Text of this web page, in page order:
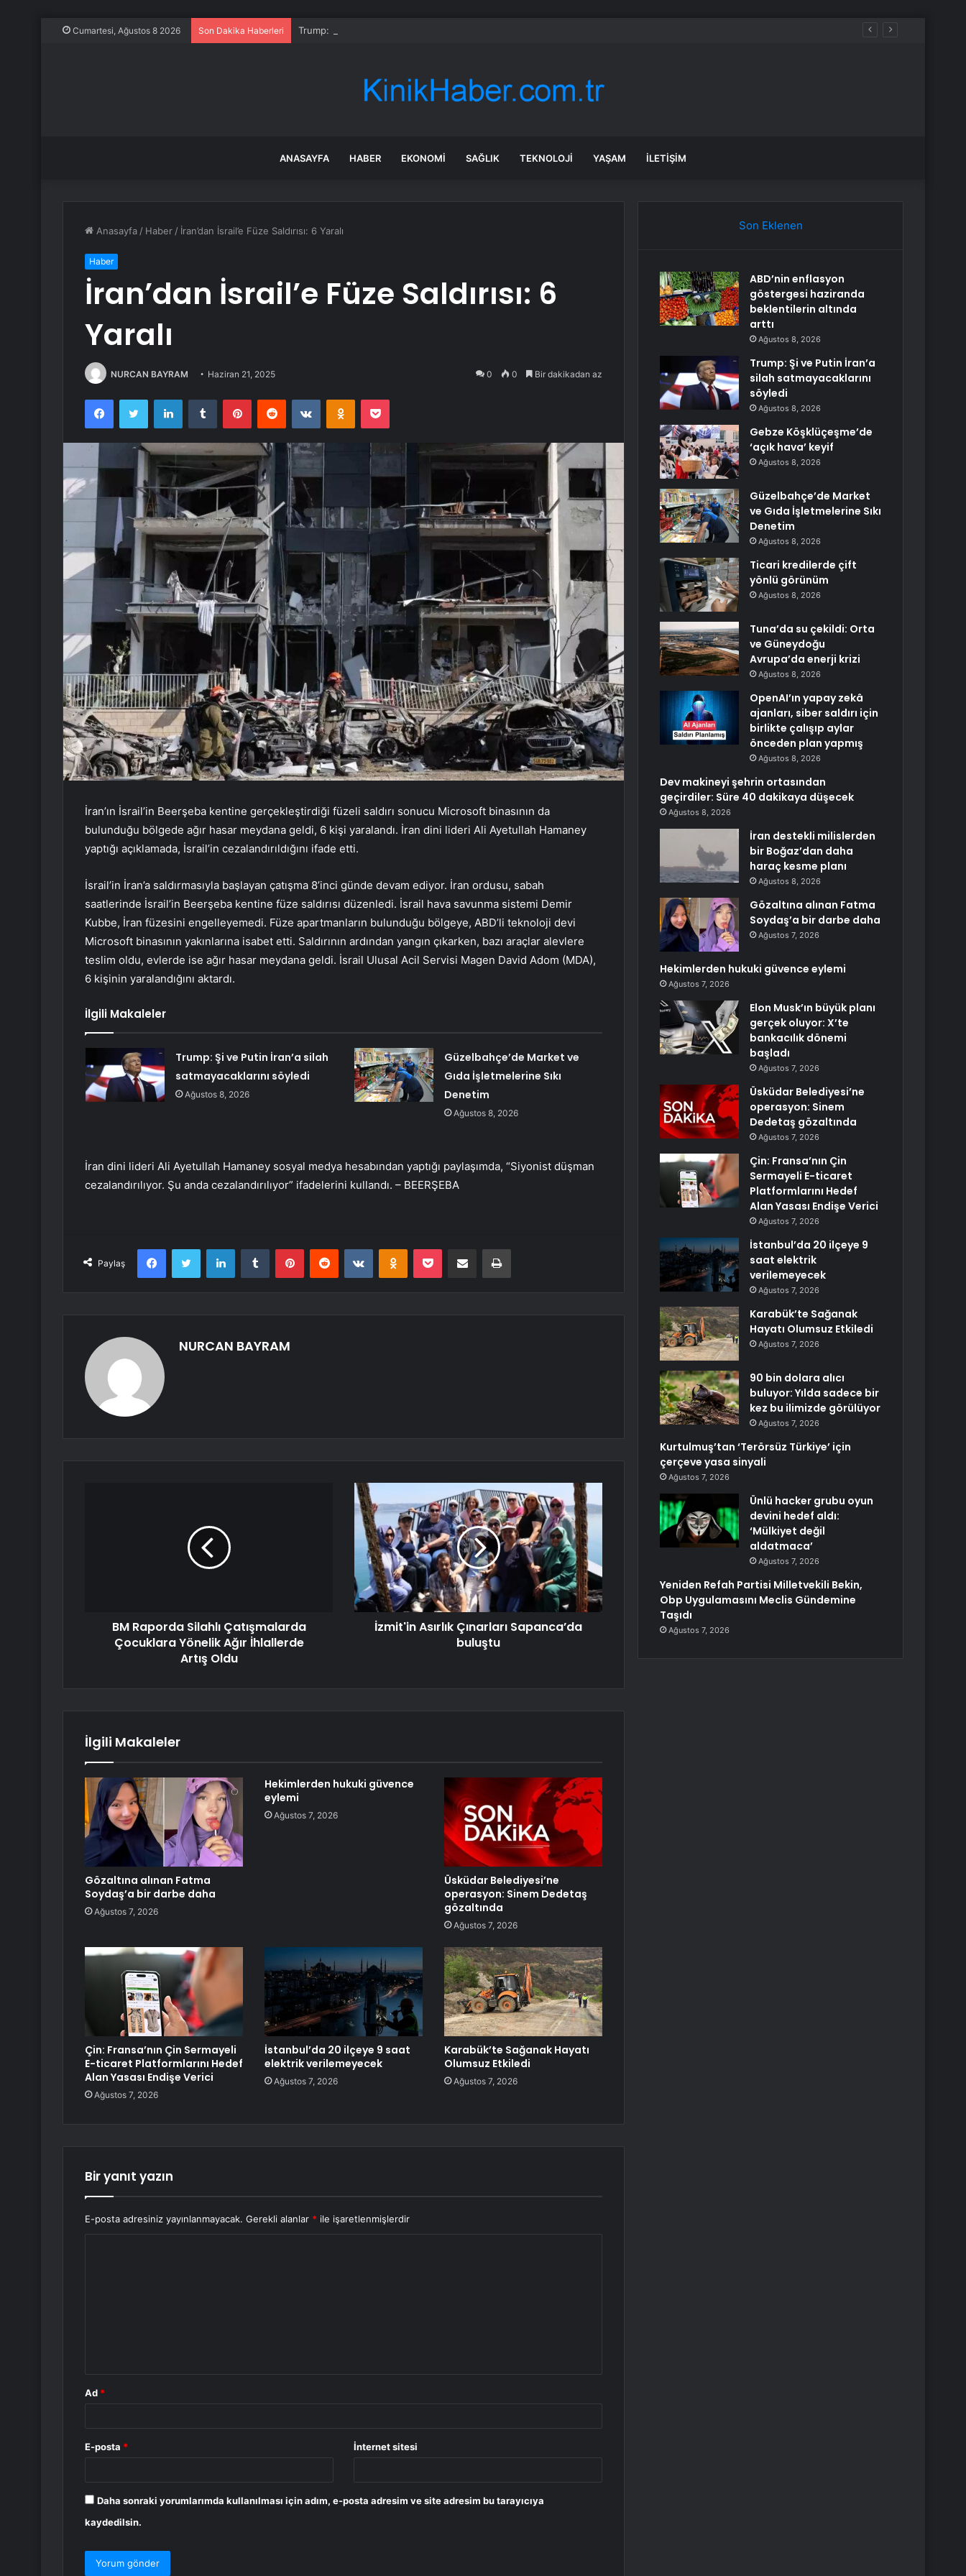
Cumartesi, Ağustos 8 2026 Son Dakika Haberleri Trump: Şi ve Putin İran’a silah satmayacaklarını söyledi
ANASAYFA HABER EKONOMI SAĞLIK TEKNOLOJI YAŞAM İLETIŞIM
Anasayfa / Haber / İran’dan İsrail’e Füze Saldırısı: 6 Yaralı
Haber
İran’dan İsrail’e Füze Saldırısı: 6
Yaralı
NURCAN BAYRAM Haziran 21, 2025 0 0 Bir dakikadan az
FacebookTwitter LinkedInTumblr PinterestReddit VKontakteOdnoklassniki
Pocket
İran’ın İsrail’in Beerşeba kentine gerçekleştirdiği füzeli saldırı sonucu Microsoft binasının da
bulunduğu bölgede ağır hasar meydana geldi, 6 kişi yaralandı. İran dini lideri Ali Ayetullah Hamaney
yaptığı açıklamada, İsrail’in cezalandırıldığını ifade etti.
İsrail’in İran’a saldırmasıyla başlayan çatışma 8’inci günde devam ediyor. İran ordusu, sabah
saatlerinde İsrail’in Beerşeba kentine füze saldırısı düzenledi. İsrail hava savunma sistemi Demir
Kubbe, İran füzesini engelleyemedi. Füze apartmanların bulunduğu bölgeye, ABD’li teknoloji devi
Microsoft binasının yakınlarına isabet etti. Saldırının ardından yangın çıkarken, bazı araçlar alevlere
teslim oldu, evlerde ise ağır hasar meydana geldi. İsrail Ulusal Acil Servisi Magen David Adom (MDA),
6 kişinin yaralandığını aktardı.
İlgili Makaleler
Trump: Şi ve Putin İran’a silah
satmayacaklarını söyledi
Ağustos 8, 2026
Güzelbahçe’de Market ve
Gıda İşletmelerine Sıkı
Denetim
Ağustos 8, 2026
İran dini lideri Ali Ayetullah Hamaney sosyal medya hesabından yaptığı paylaşımda, “Siyonist düşman
cezalandırılıyor. Şu anda cezalandırılıyor” ifadelerini kullandı. – BEERŞEBA
Paylaş
FacebookTwitter LinkedInTumblr PinterestReddit VKontakteOdnoklassniki
Pocket E-Posta ile paylaş Yazdır
NURCAN BAYRAM
BM Raporda Silahlı Çatışmalarda
Çocuklara Yönelik Ağır İhlallerde
Artış Oldu
İzmit'in Asırlık Çınarları Sapanca’da
buluştu
İlgili Makaleler
Gözaltına alınan Fatma
Soydaş’a bir darbe daha
Ağustos 7, 2026
Hekimlerden hukuki güvence
eylemi
Ağustos 7, 2026
Üsküdar Belediyesi’ne
operasyon: Sinem Dedetaş
gözaltında
Ağustos 7, 2026
Çin: Fransa’nın Çin Sermayeli
E-ticaret Platformlarını Hedef
Alan Yasası Endişe Verici
Ağustos 7, 2026
İstanbul’da 20 ilçeye 9 saat
elektrik verilemeyecek
Ağustos 7, 2026
Karabük’te Sağanak Hayatı
Olumsuz Etkiledi
Ağustos 7, 2026
Bir yanıt yazın
E-posta adresiniz yayınlanmayacak. Gerekli alanlar * ile işaretlenmişlerdir
Ad *
E-posta * İnternet sitesi
Daha sonraki yorumlarımda kullanılması için adım, e-posta adresim ve site adresim bu tarayıcıya
kaydedilsin.
Son Eklenen
ABD’nin enflasyon
göstergesi haziranda
beklentilerin altında
arttı
Ağustos 8, 2026
Trump: Şi ve Putin İran’a
silah satmayacaklarını
söyledi
Ağustos 8, 2026
Gebze Köşklüçeşme’de
‘açık hava’ keyif
Ağustos 8, 2026
Güzelbahçe’de Market
ve Gıda İşletmelerine Sıkı
Denetim
Ağustos 8, 2026
Ticari kredilerde çift
yönlü görünüm
Ağustos 8, 2026
Tuna’da su çekildi: Orta
ve Güneydoğu
Avrupa’da enerji krizi
Ağustos 8, 2026
OpenAI’ın yapay zekâ
ajanları, siber saldırı için
birlikte çalışıp aylar
önceden plan yapmış
Ağustos 8, 2026
Dev makineyi şehrin ortasından
geçirdiler: Süre 40 dakikaya düşecek
Ağustos 8, 2026
İran destekli milislerden
bir Boğaz’dan daha
haraç kesme planı
Ağustos 8, 2026
Gözaltına alınan Fatma
Soydaş’a bir darbe daha
Ağustos 7, 2026
Hekimlerden hukuki güvence eylemi
Ağustos 7, 2026
Elon Musk’ın büyük planı
gerçek oluyor: X’te
bankacılık dönemi
başladı
Ağustos 7, 2026
Üsküdar Belediyesi’ne
operasyon: Sinem
Dedetaş gözaltında
Ağustos 7, 2026
Çin: Fransa’nın Çin
Sermayeli E-ticaret
Platformlarını Hedef
Alan Yasası Endişe Verici
Ağustos 7, 2026
İstanbul’da 20 ilçeye 9
saat elektrik
verilemeyecek
Ağustos 7, 2026
Karabük’te Sağanak
Hayatı Olumsuz Etkiledi
Ağustos 7, 2026
90 bin dolara alıcı
buluyor: Yılda sadece bir
kez bu ilimizde görülüyor
Ağustos 7, 2026
Kurtulmuş’tan ‘Terörsüz Türkiye’ için
çerçeve yasa sinyali
Ağustos 7, 2026
Ünlü hacker grubu oyun
devini hedef aldı:
‘Mülkiyet değil
aldatmaca’
Ağustos 7, 2026
Yeniden Refah Partisi Milletvekili Bekin,
Obp Uygulamasını Meclis Gündemine
Taşıdı
Ağustos 7, 2026